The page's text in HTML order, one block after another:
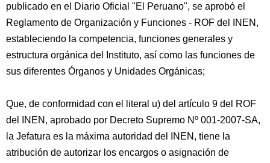
publicado en el Diario Oficial "El Peruano", se aprobó el
Reglamento de Organización y Funciones - ROF del INEN,
estableciendo la competencia, funciones generales y
estructura orgánica del Instituto, así como las funciones de
sus diferentes Órganos y Unidades Orgánicas;
Que, de conformidad con el literal u) del artículo 9 del ROF
del INEN, aprobado por Decreto Supremo Nº 001-2007-SA,
la Jefatura es la máxima autoridad del INEN, tiene la
atribución de autorizar los encargos o asignación de